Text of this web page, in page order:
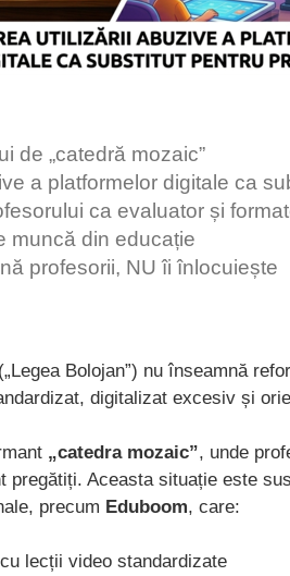
de „catedră mozaic”
a platformelor digitale ca
ca evaluator și
muncă din educație
profesorii, NU îi înlocuiește
Bolojan”) nu înseamnă
digitalizat excesiv și
„catedra mozaic”, unde
pregătiți. Aceasta situație este
precum Eduboom, care:
lecții video standardizate